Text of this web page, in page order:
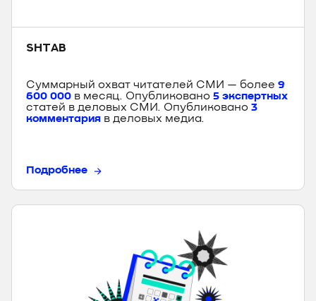
SHTAB
Суммарный охват читателей СМИ — более 9
600 000 в месяц. Опубликовано 5 экспертных
статей в деловых СМИ. Опубликовано 3
комментария в деловых медиа.
Подробнее